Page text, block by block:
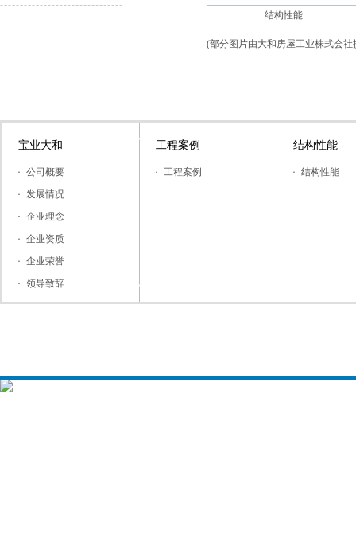
结构性能
(部分图片由大和房屋工业株式会社
宝业大和
公司概要
发展情况
企业理念
企业资质
企业荣誉
领导致辞
工程案例
工程案例
结构性能
结构性能